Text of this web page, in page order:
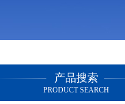
产品搜索
PRODUCT SEARCH